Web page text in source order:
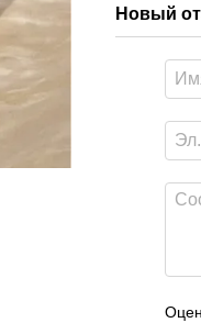
Новый